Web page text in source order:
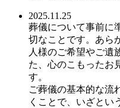
2025.11.25
葬儀について事前に
切なことです。あら
人様のご希望やご遺
た、心のこもったお
す。
ご葬儀の基本的な流
くことで、いざとい